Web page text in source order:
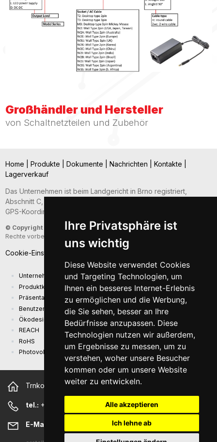
Ihre Privatsphäre ist
uns wichtig
Diese Website verwendet Cookies
und Targeting Technologien, um
Ihnen ein besseres Internet-Erlebnis
zu ermöglichen und die Werbung,
die Sie sehen, besser an Ihre
Bedürfnisse anzupassen. Diese
Technologien nutzen wir außerdem,
um Ergebnisse zu messen, um zu
verstehen, woher unsere Besucher
kommen oder um unsere Website
weiter zu entwickeln.
Alle akzeptieren
Ich lehne ab
Großhändler und Hersteller
von Schaltnetzteilen und Zubehör
Home Produkte Dokumente Nachrichten Kontakte
Lagerverkauf
Das Unternehmen ist beim Landgericht in Brno registriert,
Abschnitt C, Akte 45581.
GPS-Koordinaten: 49.2021187; 16.6781126.
© Copyright 2026
- Sunny Computer Technology Europe, s.r.o. - Alle
Rechte vorbehalten
Cookie-Einstellungen
Unternehmenspräsentation
Produktkatalog
Präsentationskatalog
Benutzerhandbuch und Sicherheitsinformationen
Ökodesign-Anforderungen (EU) 2019/1782
REACH
RoHS
Photovoltaikanlage
Trnkova 2881/156, 628 00 Brno Tschechische Republik
tel.: +420 544 500 327
E-Mail: sunny@sunny-euro.com